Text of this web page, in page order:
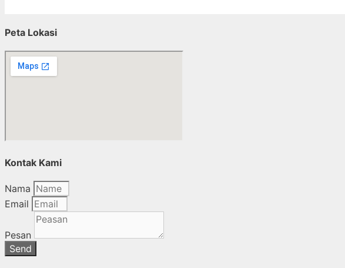
Peta Lokasi
Kontak Kami
Nama
Email
Pesan
Send